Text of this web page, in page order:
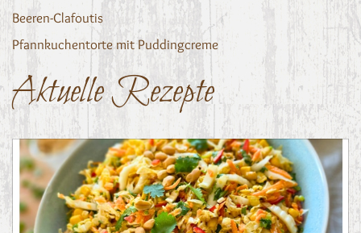
Beeren-Clafoutis
Pfannkuchentorte mit Puddingcreme
Aktuelle Rezepte